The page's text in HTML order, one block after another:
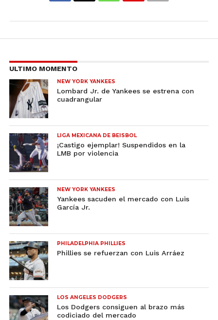
ULTIMO MOMENTO
NEW YORK YANKEES
Lombard Jr. de Yankees se estrena con
cuadrangular
LIGA MEXICANA DE BEISBOL
¡Castigo ejemplar! Suspendidos en la
LMB por violencia
NEW YORK YANKEES
Yankees sacuden el mercado con Luis
García Jr.
PHILADELPHIA PHILLIES
Phillies se refuerzan con Luis Arráez
LOS ANGELES DODGERS
Los Dodgers consiguen al brazo más
codiciado del mercado